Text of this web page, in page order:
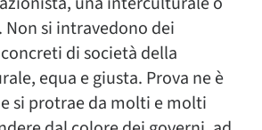
si intravedono dei
di società della
equa e giusta. Prova ne è
si protrae da molti e molti